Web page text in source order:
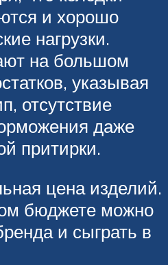
и хорошо
нагрузки.
на большом
указывая
отсутствие
даже
притирки.
цена изделий.
бюджете можно
и сыграть в